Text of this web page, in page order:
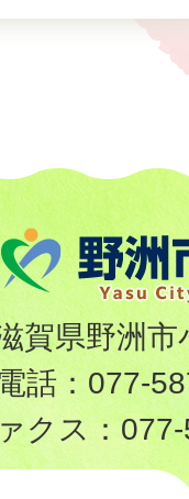
県野洲市
話： 077-
クス：